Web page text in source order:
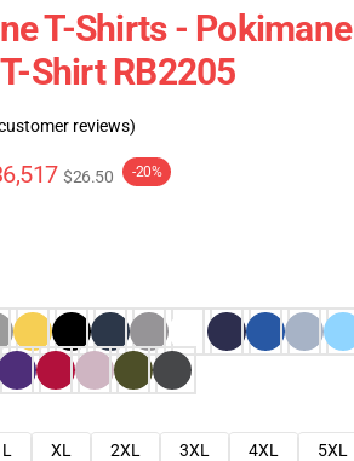
T-Shirts -
Shirt RB2205
reviews)
$26.50 -20%
L XL 2XL 3XL 4XL
5XL